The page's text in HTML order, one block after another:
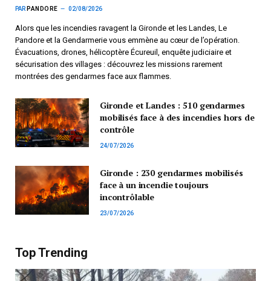
PAR PANDORE 02/08/2026
Alors que les incendies ravagent la Gironde et les Landes, Le
Pandore et la Gendarmerie vous emmène au cœur de l’opération.
Évacuations, drones, hélicoptère Écureuil, enquête judiciaire et
sécurisation des villages : découvrez les missions rarement
montrées des gendarmes face aux flammes.
Gironde et Landes : 510 gendarmes
mobilisés face à des incendies hors de
contrôle
24/07/2026
Gironde : 230 gendarmes mobilisés
face à un incendie toujours
incontrôlable
23/07/2026
Top Trending